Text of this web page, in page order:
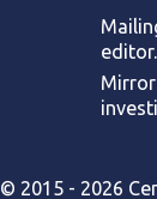
© 2015 - 2026